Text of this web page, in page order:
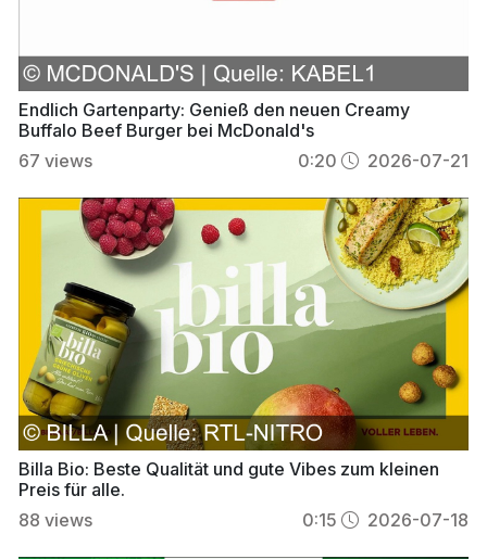
Endlich Gartenparty: Genieß den neuen Creamy
Buffalo Beef Burger bei McDonald's
67 views 0:20 2026-07-21
Billa Bio: Beste Qualität und gute Vibes zum kleinen
Preis für alle.
88 views 0:15 2026-07-18